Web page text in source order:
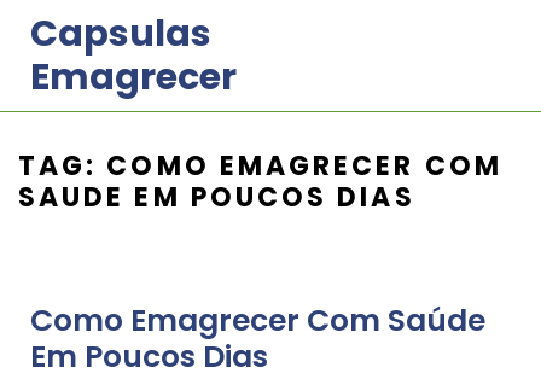
content
Capsulas
Emagrecer
TAG: COMO EMAGRECER COM
SAUDE EM POUCOS DIAS
Como Emagrecer Com Saúde
Em Poucos Dias